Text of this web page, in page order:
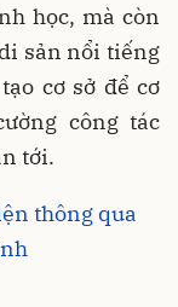
học, mà còn
sản nổi tiếng
cơ sở để cơ
công tác
tới.
thông qua